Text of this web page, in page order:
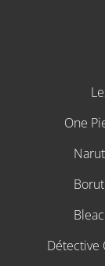
One
Détective